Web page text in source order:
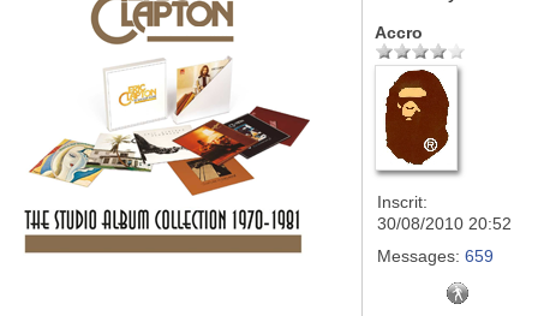
Accro
Inscrit:
30/08/2010 20:52
Messages: 659